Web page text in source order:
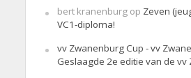
bert kranenburgop Zeven
VC1-diploma!
vv Zwanenburg Cup - vv
Geslaagde 2e editie van de vv